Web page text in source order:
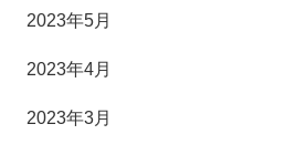
2023年5月
2023年4月
2023年3月